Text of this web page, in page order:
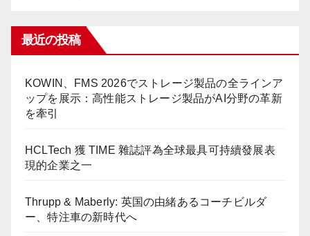
最近の投稿
KOWIN、FMS 2026でストレージ製品の全ラインア
ップを展示：高性能ストレージ製品がAI分野の革新
を牽引
HCLTech 獲 TIME 雜誌評為全球最具可持續發展表
現的企業之一
Thrupp & Maberly: 英国の由緒あるコーチビルダ
ー、特注車の新時代へ